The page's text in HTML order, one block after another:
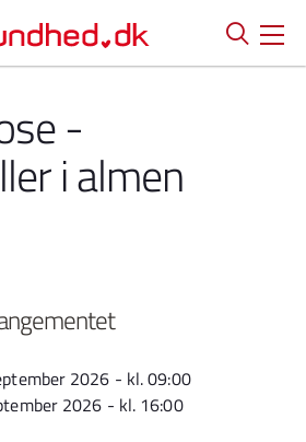
-
i almen
2026 - kl. 09:00
2026 - kl. 16:00